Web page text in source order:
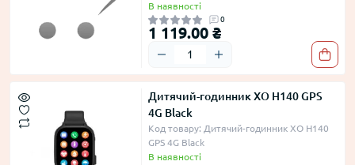
В наявності
0
1 119.00 ₴
Дитячий-годинник XO H140 GPS
4G Black
Код товару: Дитячий-годинник XO H140
GPS 4G Black
В наявності